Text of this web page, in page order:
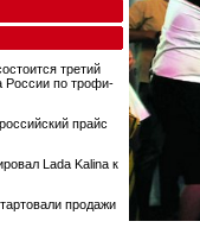
третий
России по трофи-
прайс
Lada Kalina к
продажи